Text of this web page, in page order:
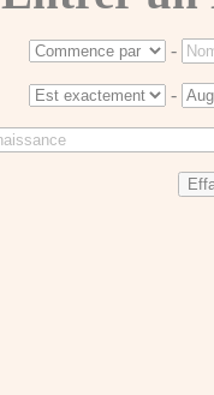
-
-